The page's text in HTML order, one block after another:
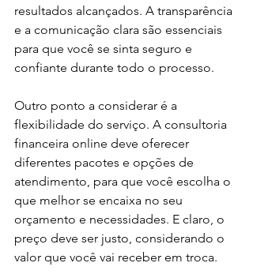
resultados alcançados. A transparência
e a comunicação clara são essenciais
para que você se sinta seguro e
confiante durante todo o processo.
Outro ponto a considerar é a
flexibilidade do serviço. A consultoria
financeira online deve oferecer
diferentes pacotes e opções de
atendimento, para que você escolha o
que melhor se encaixa no seu
orçamento e necessidades. E claro, o
preço deve ser justo, considerando o
valor que você vai receber em troca.